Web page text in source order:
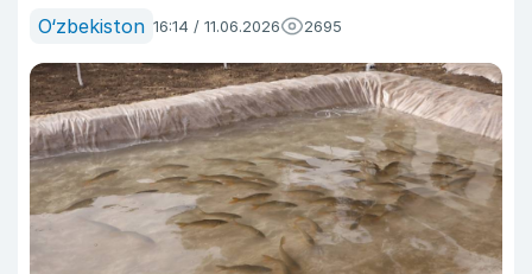
O‘zbekiston 16:14 / 11.06.2026 2695